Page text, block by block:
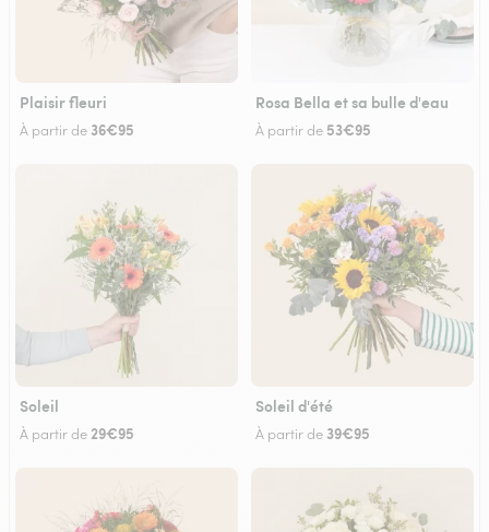
Plaisir fleuri
À partir de 36€95
Rosa Bella et sa bulle d'eau
À partir de 53€95
Soleil
À partir de 29€95
Soleil d'été
À partir de 39€95